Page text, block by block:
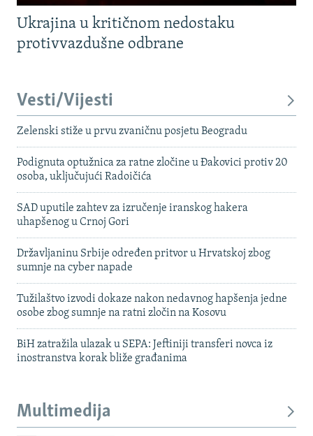
Ukrajina u kritičnom nedostaku
protivvazdušne odbrane
Vesti/Vijesti
Zelenski stiže u prvu zvaničnu posjetu Beogradu
Podignuta optužnica za ratne zločine u Đakovici protiv 20
osoba, uključujući Radoičića
SAD uputile zahtev za izručenje iranskog hakera
uhapšenog u Crnoj Gori
Državljaninu Srbije određen pritvor u Hrvatskoj zbog
sumnje na cyber napade
Tužilaštvo izvodi dokaze nakon nedavnog hapšenja jedne
osobe zbog sumnje na ratni zločin na Kosovu
BiH zatražila ulazak u SEPA: Jeftiniji transferi novca iz
inostranstva korak bliže građanima
Multimedija